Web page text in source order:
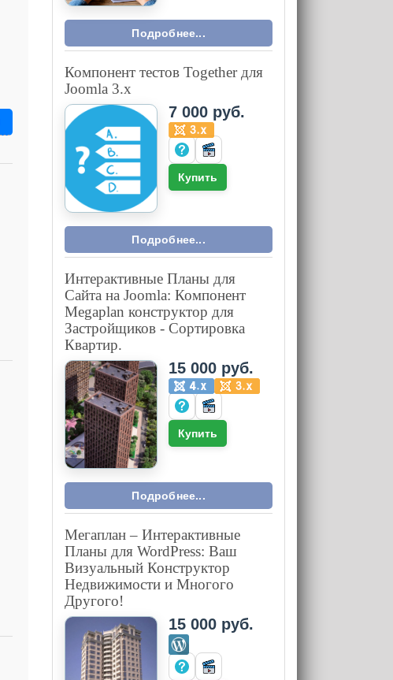
Подробнее...
Компонент тестов Together для
Joomla 3.x
7 000 руб.
Купить
Подробнее...
Интерактивные Планы для
Сайта на Joomla: Компонент
Megaplan конструктор для
Застройщиков - Сортировка
Квартир.
15 000 руб.
Купить
Подробнее...
Мегаплан – Интерактивные
Планы для WordPress: Ваш
Визуальный Конструктор
Недвижимости и Многого
Другого!
15 000 руб.